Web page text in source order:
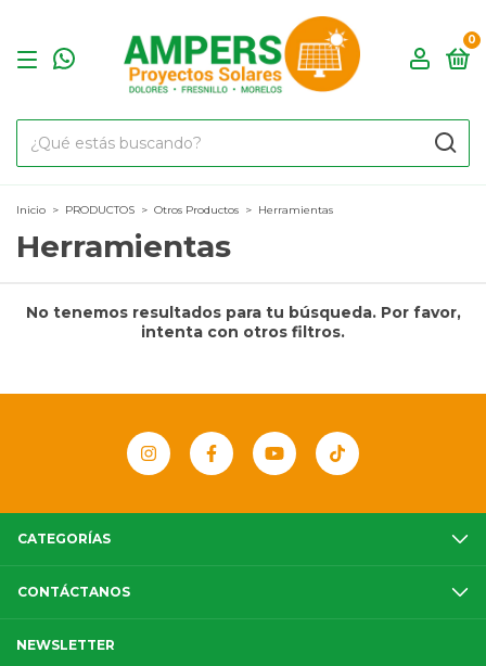
0
Inicio > PRODUCTOS > Otros Productos > Herramientas
Herramientas
No tenemos resultados para tu búsqueda. Por favor,
intenta con otros filtros.
CATEGORÍAS
CONTÁCTANOS
NEWSLETTER